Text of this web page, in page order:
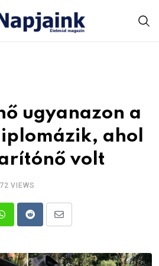
ugyanazon a
ahol
volt
VIEWS
WhatsappRedditShare
Email